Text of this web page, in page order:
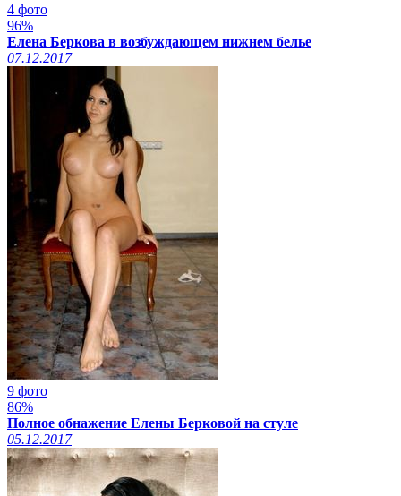
4 фото
96%
Елена Беркова в возбуждающем нижнем белье
07.12.2017
9 фото
86%
Полное обнажение Елены Берковой на стуле
05.12.2017